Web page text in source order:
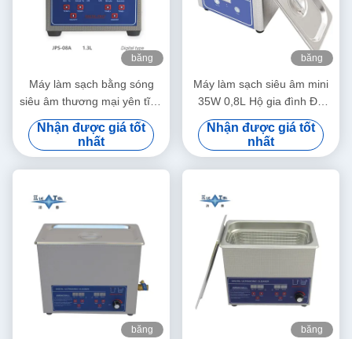
băng
Máy làm sạch bằng sóng
siêu âm thương mại yên tĩnh
1.3L Máy làm sạch bằng
sóng siêu âm kỹ thuật số
60W Với hẹn giờ đa cấp
Nhận được giá tốt
nhất
băng
Máy làm sạch siêu âm mini
35W 0,8L Hộ gia đình Đa
dụng Làm sạch sâu Trang
sức Kính mắt Đồng hồ Máy
cạo râu Răng giả
Nhận được giá tốt
nhất
băng
băng